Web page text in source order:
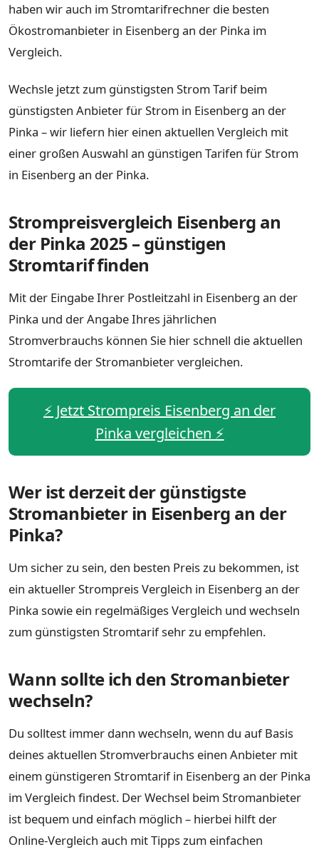
haben wir auch im Stromtarifrechner die besten
Ökostromanbieter in Eisenberg an der Pinka im
Vergleich.
Wechsle jetzt zum günstigsten Strom Tarif beim
günstigsten Anbieter für Strom in Eisenberg an der
Pinka – wir liefern hier einen aktuellen Vergleich mit
einer großen Auswahl an günstigen Tarifen für Strom
in Eisenberg an der Pinka.
Strompreisvergleich Eisenberg an
der Pinka 2025 – günstigen
Stromtarif finden
Mit der Eingabe Ihrer Postleitzahl in Eisenberg an der
Pinka und der Angabe Ihres jährlichen
Stromverbrauchs können Sie hier schnell die aktuellen
Stromtarife der Stromanbieter vergleichen.
⚡️ Jetzt Strompreis Eisenberg an der
Pinka vergleichen ⚡️
Wer ist derzeit der günstigste
Stromanbieter in Eisenberg an der
Pinka?
Um sicher zu sein, den besten Preis zu bekommen, ist
ein aktueller Strompreis Vergleich in Eisenberg an der
Pinka sowie ein regelmäßiges Vergleich und wechseln
zum günstigsten Stromtarif sehr zu empfehlen.
Wann sollte ich den Stromanbieter
wechseln?
Du solltest immer dann wechseln, wenn du auf Basis
deines aktuellen Stromverbrauchs einen Anbieter mit
einem günstigeren Stromtarif in Eisenberg an der Pinka
im Vergleich findest. Der Wechsel beim Stromanbieter
ist bequem und einfach möglich – hierbei hilft der
Online-Vergleich auch mit Tipps zum einfachen